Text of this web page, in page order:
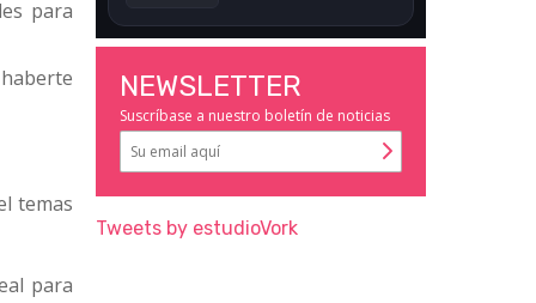
para
temas
para
NEWSLETTER
Suscríbase a nuestro boletín de noticias
Tweets by estudioVork